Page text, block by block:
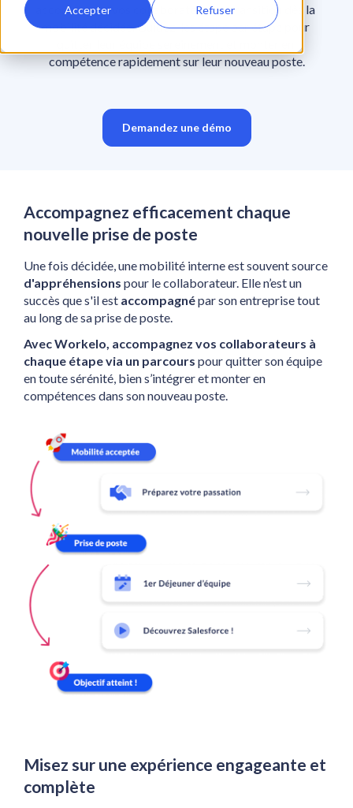
Accepter Refuser
accompagner vos collaborateurs en transition dès la
mobilité décidée. Guidez-les étape par étape pour
compétence rapidement sur leur nouveau poste.
Demandez une démo
Accompagnez efficacement chaque
nouvelle prise de poste
d'appréhensions pour le collaborateur. Elle n’est un
succès que s'il est accompagné par son entreprise tout
au long de sa prise de poste.
Avec Workelo, accompagnez vos collaborateurs à
chaque étape via un parcours pour quitter son équipe
en toute sérénité, bien s’intégrer et monter en
compétences dans son nouveau poste.
Misez sur une expérience engageante et
complète